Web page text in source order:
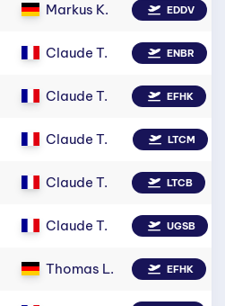
Markus K. EDDV
Claude T. ENBR
Claude T. EFHK
Claude T. LTCM
Claude T. LTCB
Claude T. UGSB
Thomas L. EFHK